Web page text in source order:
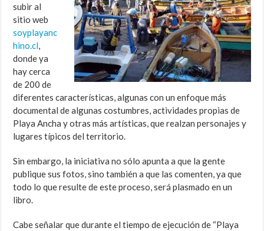
subir al
sitio web
soyplayanc
hino.cl,
donde ya
hay cerca
de 200 de
diferentes características, algunas con un enfoque más
documental de algunas costumbres, actividades propias de
Playa Ancha y otras más artísticas, que realzan personajes y
lugares típicos del territorio.
Sin embargo, la iniciativa no sólo apunta a que la gente
publique sus fotos, sino también a que las comenten, ya que
todo lo que resulte de este proceso, será plasmado en un
libro.
Cabe señalar que durante el tiempo de ejecución de “Playa